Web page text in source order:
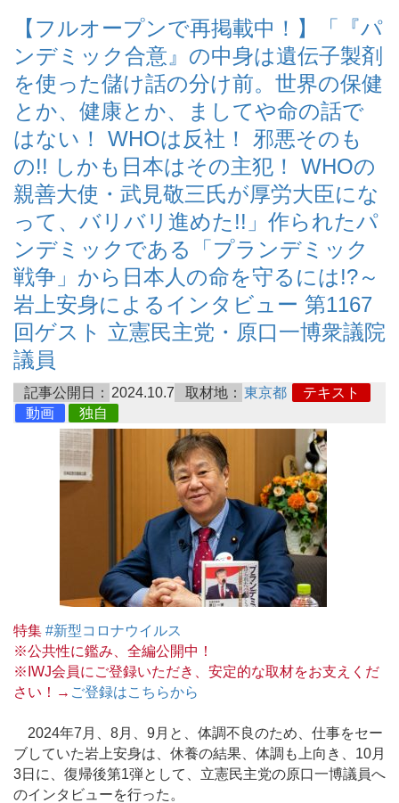
【フルオープンで再掲載中！】「『パ
ンデミック合意』の中身は遺伝子製剤
を使った儲け話の分け前。世界の保健
とか、健康とか、ましてや命の話で
はない！ WHOは反社！ 邪悪そのも
の!! しかも日本はその主犯！ WHOの
親善大使・武見敬三氏が厚労大臣にな
って、バリバリ進めた!!」作られたパ
ンデミックである「プランデミック
戦争」から日本人の命を守るには!?～
岩上安身によるインタビュー 第1167
回ゲスト 立憲民主党・原口一博衆議院
議員
記事公開日： 2024.10.7 取材地： 東京都
テキスト
動画
独自
特集 #新型コロナウイルス
※公共性に鑑み、全編公開中！
※IWJ会員にご登録いただき、安定的な取材をお支えくだ
さい！→ ご登録はこちらから
2024年7月、8月、9月と、体調不良のため、仕事をセー
ブしていた岩上安身は、休養の結果、体調も上向き、10月
3日に、復帰後第1弾として、立憲民主党の原口一博議員へ
のインタビューを行った。